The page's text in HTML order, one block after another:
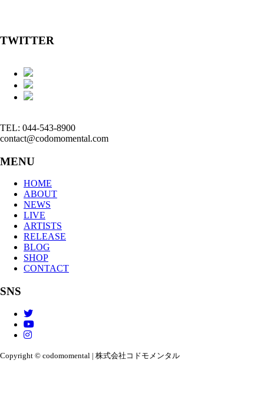
TWITTER
TEL: 044-543-8900
contact@codomomental.com
MENU
HOME
ABOUT
NEWS
LIVE
ARTISTS
RELEASE
BLOG
SHOP
CONTACT
SNS
Copyright © codomomental | 株式会社コドモメンタル